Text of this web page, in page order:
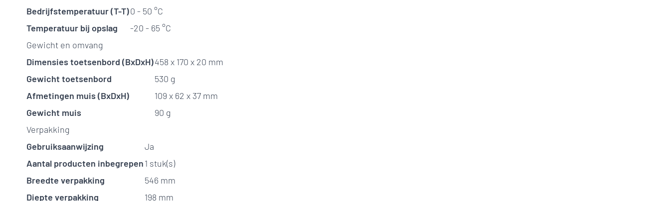
Bedrijfstemperatuur (T-T)0 - 50 °C
Temperatuur bij opslag
-20 - 65 °C
Gewicht en omvang
Dimensies toetsenbord (BxDxH)458 x 170 x 20 mm
Gewicht toetsenbord
530 g
Afmetingen muis (BxDxH)
109 x 62 x 37 mm
Gewicht muis
90 g
Verpakking
Gebruiksaanwijzing
Ja
Aantal producten inbegrepen1 stuk(s)
Breedte verpakking
546 mm
Diepte verpakking
198 mm